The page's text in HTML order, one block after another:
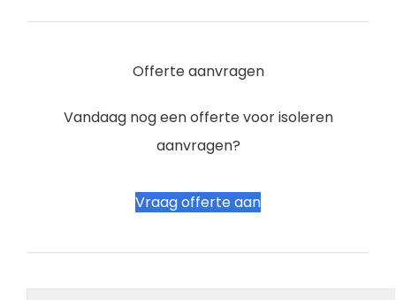
Offerte aanvragen
Vandaag nog een offerte voor isoleren
aanvragen?
Vraag offerte aan